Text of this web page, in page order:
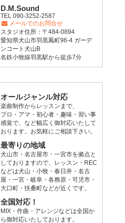
D.M.Sound
TEL 090-3252-2587
メールでのお問合せ
スタジオ住所：〒484-0894
愛知県犬山市羽黒鳳町96-4 ガーデ
ンコート犬山B
名鉄小牧線羽黒駅から徒歩7分
オールジャンル対応
楽曲制作からレッスンまで、
プロ・アマ・初心者・趣味・習い事
感覚で、など幅広く御対応いたして
おります。お気軽にご相談下さい。
最寄りの地域
犬山市・名古屋市・一宮市を拠点と
しておりますので、レッスン・REC
などは犬山・小牧・春日井・名古
屋・一宮・岐阜・各務原・可児市・
大口町・扶桑町などが近くです。
全国対応！
MIX・作曲・アレンジなどは全国か
ら御対応いたしております。